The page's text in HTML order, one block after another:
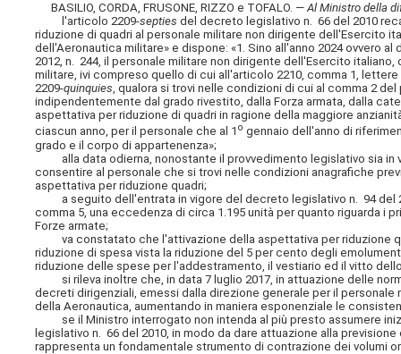
BASILIO, CORDA, FRUSONE, RIZZO e TOFALO. —Al Ministro della
l'articolo 2209-septies del decreto legislativo n. 66 del 2010
riduzione di quadri al personale militare non dirigente dell'Esercito
dell'Aeronautica militare» e dispone: «1. Sino all'anno 2024 ovvero
2012, n. 244, il personale militare non dirigente dell'Esercito
militare, ivi compreso quello di cui all'articolo 2210, comma 1, lettere
2209-quinquies, qualora si trovi nelle condizioni di cui al comma 2
indipendentemente dal grado rivestito, dalla Forza armata, dalla
aspettativa per riduzione di quadri in ragione della maggiore
ciascun anno, per il personale che al 1 o gennaio dell'anno di
grado e il corpo di appartenenza»;
alla data odierna, nonostante il provvedimento legislativo sia in
consentire al personale che si trovi nelle condizioni anagrafiche
aspettativa per riduzione quadri;
a seguito dell'entrata in vigore del decreto legislativo n. 94 del
comma 5, una eccedenza di circa 1.195 unità per quanto riguarda i
Forze armate;
va constatato che l'attivazione della aspettativa per riduzione
riduzione di spesa vista la riduzione del 5 per cento degli
riduzione delle spese per l'addestramento, il vestiario ed il vitto
si rileva inoltre che, in data 7 luglio 2017, in attuazione delle
decreti dirigenziali, emessi dalla direzione generale per il
della Aeronautica, aumentando in maniera esponenziale le
se il Ministro interrogato non intenda al più presto assumere
legislativo n. 66 del 2010, in modo da dare attuazione alla
rappresenta un fondamentale strumento di contrazione dei volumi